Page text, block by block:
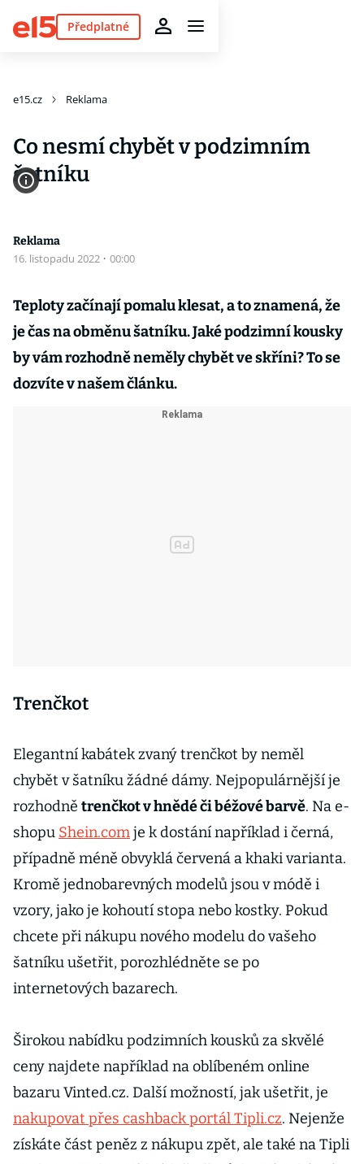
Předplatné
e15.cz Reklama
Co nesmí chybět v podzimním
šatníku
Reklama
16. listopadu 2022 · 00:00
Teploty začínají pomalu klesat, a to znamená, že
je čas na obměnu šatníku. Jaké podzimní kousky
by vám rozhodně neměly chybět ve skříni? To se
dozvíte v našem článku.
Trenčkot
Elegantní kabátek zvaný trenčkot by neměl
chybět v šatníku žádné dámy. Nejpopulárnější je
rozhodně trenčkot v hnědé či béžové barvě. Na e-
shopu Shein.comje k dostání například i černá,
případně méně obvyklá červená a khaki varianta.
Kromě jednobarevných modelů jsou v módě i
vzory, jako je kohoutí stopa nebo kostky. Pokud
chcete při nákupu nového modelu do vašeho
šatníku ušetřit, porozhlédněte se po
internetových bazarech.
Širokou nabídku podzimních kousků za skvělé
ceny najdete například na oblíbeném online
bazaru Vinted.cz. Další možností, jak ušetřit, je
nakupovat přes cashback portál Tipli.cz. Nejenže
získáte část peněz z nákupu zpět, ale také na Tipli